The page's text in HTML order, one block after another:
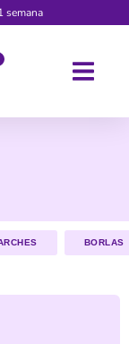
semana
BORLAS